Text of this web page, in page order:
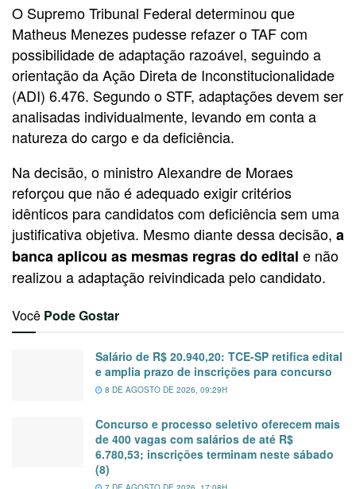
O Supremo Tribunal Federal determinou que
Matheus Menezes pudesse refazer o TAF com
possibilidade de adaptação razoável, seguindo a
orientação da Ação Direta de Inconstitucionalidade
(ADI) 6.476. Segundo o STF, adaptações devem ser
analisadas individualmente, levando em conta a
natureza do cargo e da deficiência.
Na decisão, o ministro Alexandre de Moraes
reforçou que não é adequado exigir critérios
idênticos para candidatos com deficiência sem uma
justificativa objetiva. Mesmo diante dessa decisão, a
banca aplicou as mesmas regras do edital e não
realizou a adaptação reivindicada pelo candidato.
Você Pode Gostar
Salário de R$ 20.940,20: TCE-SP retifica edital
e amplia prazo de inscrições para concurso
8 DE AGOSTO DE 2026, 09:29H
Concurso e processo seletivo oferecem mais
de 400 vagas com salários de até R$
6.780,53; inscrições terminam neste sábado
(8)